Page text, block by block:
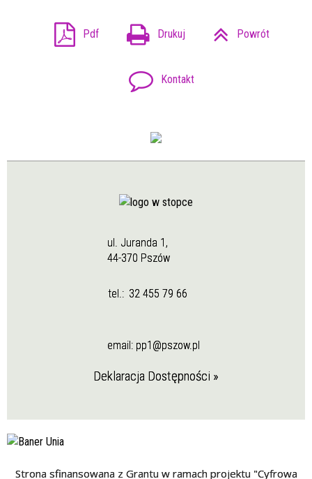
Pdf Drukuj Powrót
Kontakt
ul. Juranda 1,
44-370 Pszów
tel.: 32 455 79 66
email: pp1@pszow.pl
Deklaracja Dostępności »
Strona sfinansowana z Grantu w ramach projektu "Cyfrowa